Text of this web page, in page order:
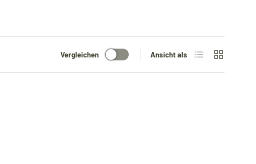
Vergleichen Ansicht als Produktliste